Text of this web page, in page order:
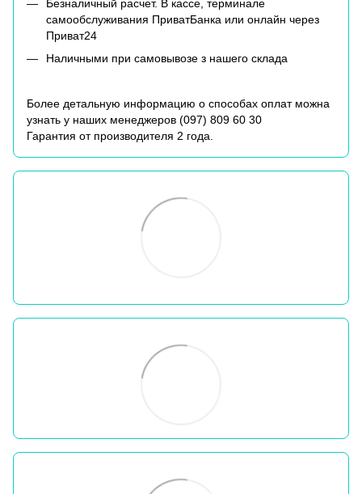
Безналичный расчет. В кассе, терминале
самообслуживания ПриватБанка или онлайн через
Приват24
Наличными при самовывозе з нашего склада
Более детальную информацию о способах оплат можна
узнать у наших менеджеров (097) 809 60 30
Гарантия от производителя 2 года.